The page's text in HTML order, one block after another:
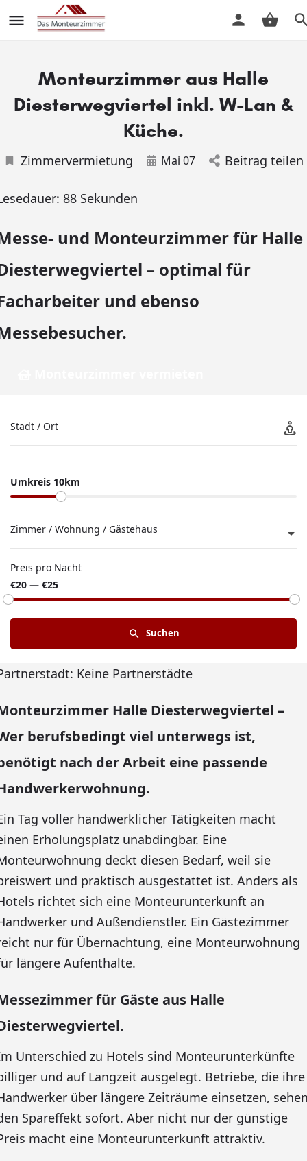
Monteurzimmer aus Halle
Diesterwegviertel inkl. W-Lan &
Küche.
Zimmervermietung Mai 07 Beitrag teilen
88 Sekunden
und Monteurzimmer für Halle
– optimal für
und ebenso
Stadt / Ort
Umkreis 10km
Zimmer / Wohnung / Gästehaus
Preis pro Nacht
€20 — €25
Suchen
Keine Partnerstädte
Halle Diesterwegviertel –
berufsbedingt viel unterwegs ist,
nach der Arbeit eine passende
Tag voller handwerklicher Tätigkeiten macht
Erholungsplatz unabdingbar. Eine
deckt diesen Bedarf, weil sie
und praktisch ausgestattet ist. Anders als
richtet sich eine Monteurunterkunft an
und Außendienstler. Ein Gästezimmer
nur für Übernachtung, eine Monteurwohnung
längere Aufenthalte.
für Gäste aus Halle
Unterschied zu Hotels sind Monteurunterkünfte
und auf Langzeit ausgelegt. Betriebe, die ihre
über längere Zeiträume einsetzen,
Spareffekt sofort. Aber nicht nur der günstige
macht eine Monteurunterkunft attraktiv.